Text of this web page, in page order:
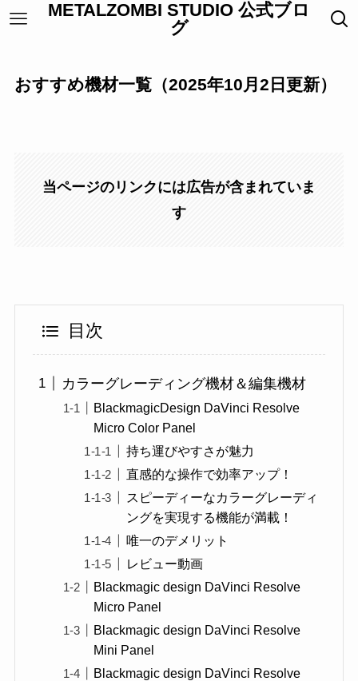
METALZOMBI STUDIO 公式ブロ
グ
おすすめ機材一覧（2025年10月2日更新）
当ページのリンクには広告が含まれていま
す
目次
カラーグレーディング機材＆編集機材
BlackmagicDesign DaVinci Resolve
Micro Color Panel
持ち運びやすさが魅力
直感的な操作で効率アップ！
スピーディーなカラーグレーディ
ングを実現する機能が満載！
唯一のデメリット
レビュー動画
Blackmagic design DaVinci Resolve
Micro Panel
Blackmagic design DaVinci Resolve
Mini Panel
Blackmagic design DaVinci Resolve